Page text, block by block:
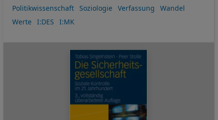
Politikwissenschaft
Soziologie Verfassung
Wandel
Werte
I:DES I:MK